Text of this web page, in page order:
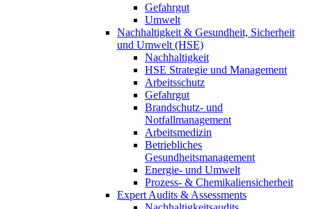
Gefahrgut
Umwelt
Nachhaltigkeit & Gesundheit, Sicherheit
und Umwelt (HSE)
Nachhaltigkeit
HSE Strategie und Management
Arbeitsschutz
Gefahrgut
Brandschutz- und
Notfallmanagement
Arbeitsmedizin
Betriebliches
Gesundheitsmanagement
Energie- und Umwelt
Prozess- & Chemikaliensicherheit
Expert Audits & Assessments